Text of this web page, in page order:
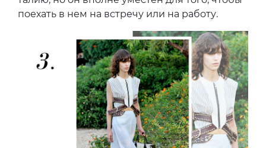
поехать в нем на встречу или на работу.